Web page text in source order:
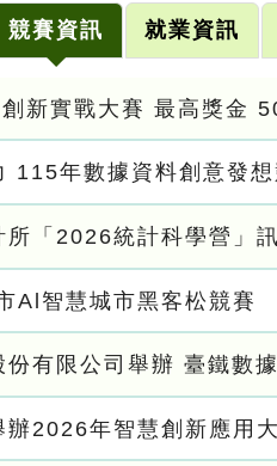
競賽資訊 就業資訊
新實戰大賽 最高獎金
115年數據資料創意發想
所「2026統計科學營」
Al智慧城市黑客松競賽
份有限公司舉辦 臺鐵數
辦2026年智慧創新應用